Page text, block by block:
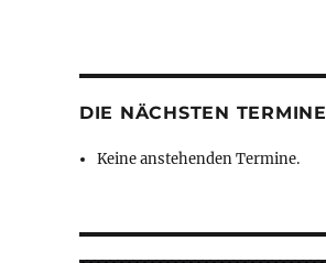
DIE NÄCHSTEN TERMINE
Keine anstehenden Termine.